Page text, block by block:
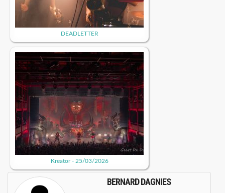
DEADLETTER
Kreator - 25/03/2026
BERNARD DAGNIES